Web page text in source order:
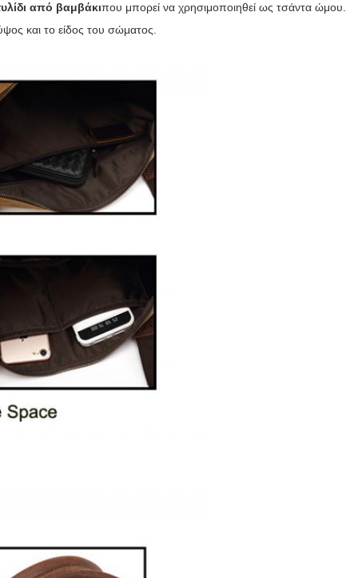
από βαμβάκιπου μπορεί να χρησιμοποιηθεί ως τσάντα ώμου.
και το είδος του σώματος